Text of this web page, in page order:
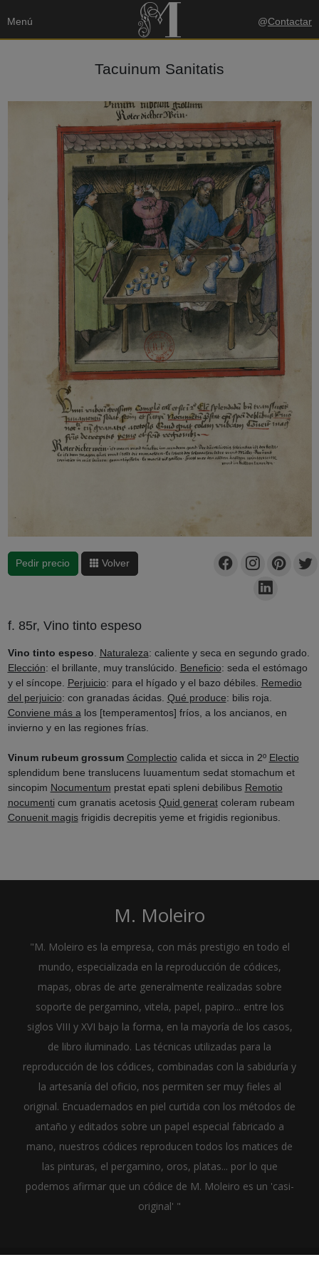
Menú @Contactar
Tacuinum Sanitatis
Pedir precio Volver
f. 85r, Vino tinto espeso
Vino tinto espeso Naturaleza: caliente y seca en segundo grado.
Elección: el brillante, muy translúcido. Beneficio: seda el estómago
y el síncope. Perjuicio: para el hígado y el bazo débiles. Remedio
del perjuicio: con granadas ácidas. Qué produce: bilis roja.
Conviene más a los [temperamentos] fríos, a los ancianos, en
invierno y en las regiones frías.
Vinum rubeum grossum Complectio calida et sicca in 2º Electio
splendidum bene translucens Iuuamentum sedat stomachum et
sincopim Nocumentum prestat epati spleni debilibus Remotio
nocumenti cum granatis acetosis Quid generatcoleram rubeam
Conuenit magisfrigidis decrepitis yeme et frigidis regionibus.
M. Moleiro
"M. Moleiro es la empresa, con más prestigio en todo el
mundo, especializada en la reproducción de códices,
mapas, obras de arte generalmente realizadas sobre
soporte de pergamino, vitela, papel, papiro... entre los
siglos VIII y XVI bajo la forma, en la mayoría de los casos,
de libro iluminado. Las técnicas utilizadas para la
reproducción de los códices, combinadas con la sabiduría y
la artesanía del oficio, nos permiten ser muy fieles al
original. Encuadernados en piel curtida con los métodos de
antaño y editados sobre un papel especial fabricado a
mano, nuestros códices reproducen todos los matices de
las pinturas, el pergamino, oros, platas... por lo que
podemos afirmar que un códice de M. Moleiro es un 'casi-
original' "